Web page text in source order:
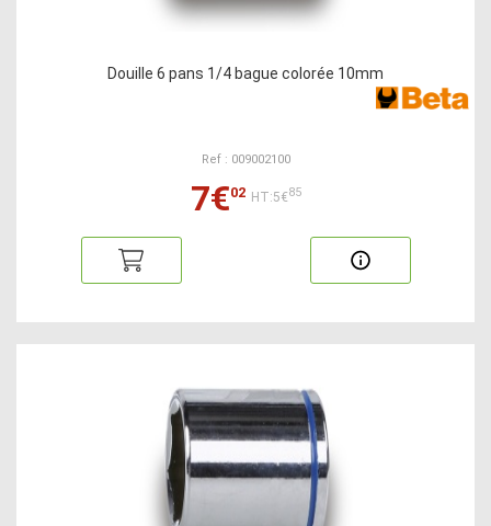
Douille 6 pans 1/4 bague colorée 10mm
Ref : 009002100
7€02 HT:5€85